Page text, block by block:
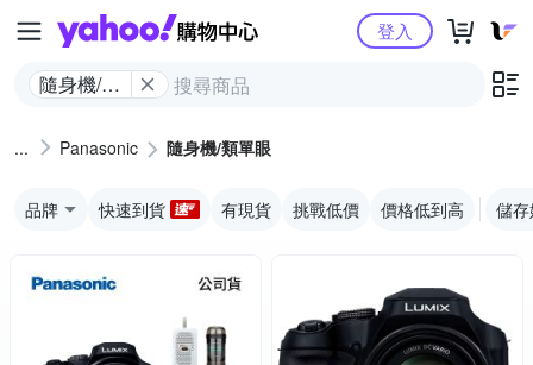
Yahoo購物中心
隨身機/類
登入
Panasonic 隨身機/類單眼
品牌 快速到貨 有現貨 挑戰低價 價格低到高 儲